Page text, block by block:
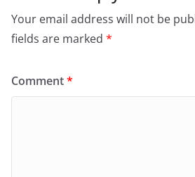
Your email address will not be
fields are marked *
Comment*